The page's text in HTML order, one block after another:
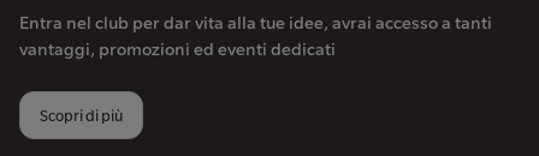
Entra nel club per dar vita alla tue idee, avrai accesso a tanti
vantaggi, promozioni ed eventi dedicati
Scopri di più